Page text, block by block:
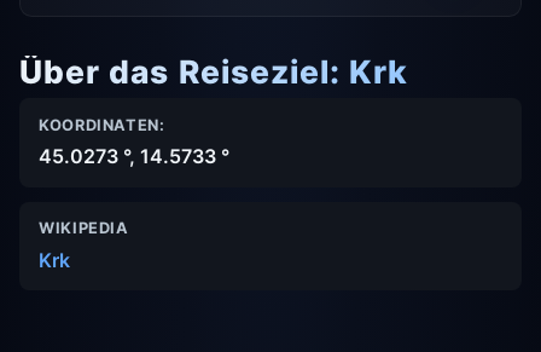
Über das Reiseziel: Krk
KOORDINATEN:
45.0273 °, 14.5733 °
WIKIPEDIA
Krk